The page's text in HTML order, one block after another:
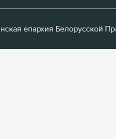
епархия Белорусской